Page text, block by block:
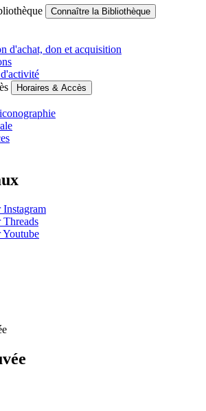
Connaître la Bibliothèque
d'achat, don et acquisition
Horaires & Accès
Instagram
Threads
Youtube